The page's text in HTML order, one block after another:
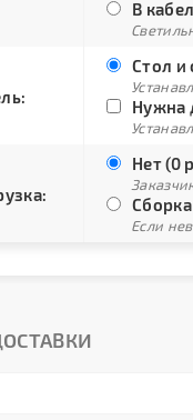
В
Стол и
Нужна
Нет (0
Если